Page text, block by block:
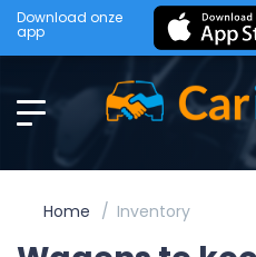
Download onze
app
Home Inventory